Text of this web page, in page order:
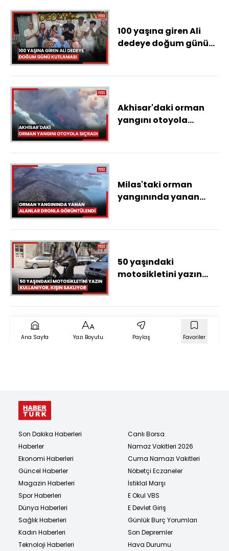
100 yaşına giren Ali
dedeye doğum günü
Akhisar'daki orman
yangını otoyola
Milas'taki orman
yangınında yanan
50 yaşındaki
motosikletini yazın
Ana Sayfa Yazı Boyutu Paylaş Favoriler
Son Dakika Haberleri
Haberler
Ekonomi Haberleri
Güncel Haberler
Magazin Haberleri
Spor Haberleri
Dünya Haberleri
Sağlık Haberleri
Kadın Haberleri
Teknoloji Haberleri
Canlı Borsa
Namaz Vakitleri 2026
Cuma Namazı Vakitleri
Nöbetçi Eczaneler
İstiklal Marşı
E Okul VBS
E Devlet Giriş
Günlük Burç Yorumları
Son Depremler
Hava Durumu